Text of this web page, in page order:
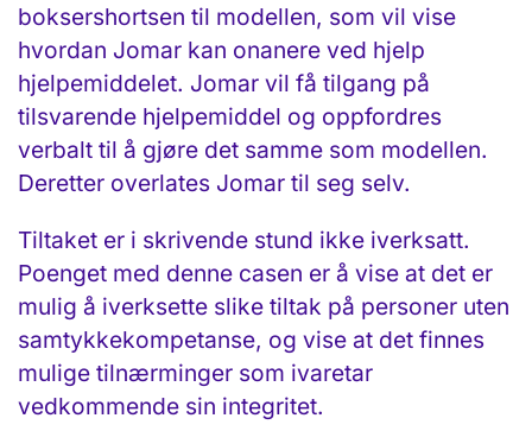
boksershortsen til modellen, som vil vise
hvordan Jomar kan onanere ved hjelp
hjelpemiddelet. Jomar vil få tilgang på
tilsvarende hjelpemiddel og oppfordres
verbalt til å gjøre det samme som modellen.
Deretter overlates Jomar til seg selv.
Tiltaket er i skrivende stund ikke iverksatt.
Poenget med denne casen er å vise at det er
mulig å iverksette slike tiltak på personer uten
samtykkekompetanse, og vise at det finnes
mulige tilnærminger som ivaretar
vedkommende sin integritet.